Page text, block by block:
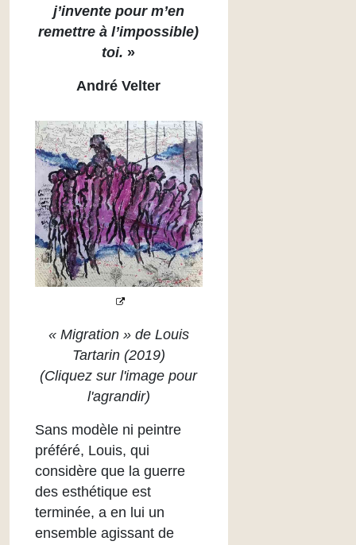
j’invente pour m’en
remettre à l’impossible)
toi. »
André Velter
« Migration » de Louis
Tartarin (2019)
(Cliquez sur l'image pour
l'agrandir)
Sans modèle ni peintre
préféré, Louis, qui
considère que la guerre
des esthétique est
terminée, a en lui un
ensemble agissant de